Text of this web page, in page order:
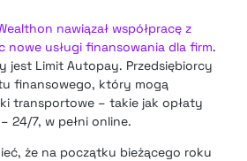
nawiązał współpracę z
nowe usługi finansowania dla firm.
jest Limit Autopay. Przedsiębiorcy
finansowego, który mogą
transportowe – takie jak opłaty
24/7, w pełni online.
że na początku bieżącego roku